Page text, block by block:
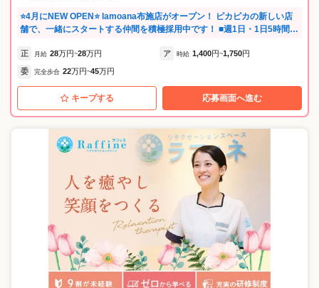
⭐4月にNEW OPEN⭐ lamoana布施店がオープン！ ピカピカの新しい店
舗で、一緒にスタートする仲間を積極採用中です！ ■週1日・1日5時間〜
はがっつりシフトに入りたい」 「来週はプライベートを優先したい」な
ど、 あなたのライフステージに合わせた働き方が可能です。 20代の頃の
く稼げます。 ■職人に徹する環境 面倒なSNS更新やチラシ配りは専任ス
タッフにお任せ。 あなたは「目の前のお客様」を癒やすことだけに集中
してください。 ■あなたの裁量を尊重 マニュアルでガチガチに縛ること
はしません。 これまでの経験を活かしたあなたらしい接客を歓迎しま
ト率も非常に高いため、あなたのファン（指名客）がつきやすいのが特
徴です。 予約管理を徹底し、無理な詰め込みをしないため、一人ひとり
のお客様に集中できる余裕があります。 ★ お客様からの声（一部抜粋）
・「どのスタッフさんも丁寧で技術力が高い！」 ・「絶妙な力加減で、
気づいたら眠っていました」 ・「辛いところを的確に施術してもらえて
大満足」 ・「指名しなくてもハズレがない、安心できるお店です」 確か
な技術を持ったセラピストが活躍できる環境でお待ちしております。
正 月給 28万円~28万円 ア 時給 1,400円~1,750円
委 完全歩合 22万円~45万円
キープする 応募画面へ進む